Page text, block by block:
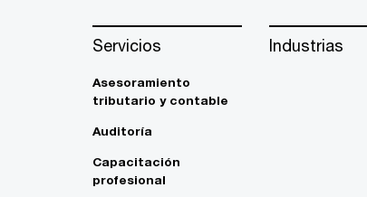
Servicios
Asesoramiento
tributario y contable
Auditoría
Capacitación
profesional
Industrias